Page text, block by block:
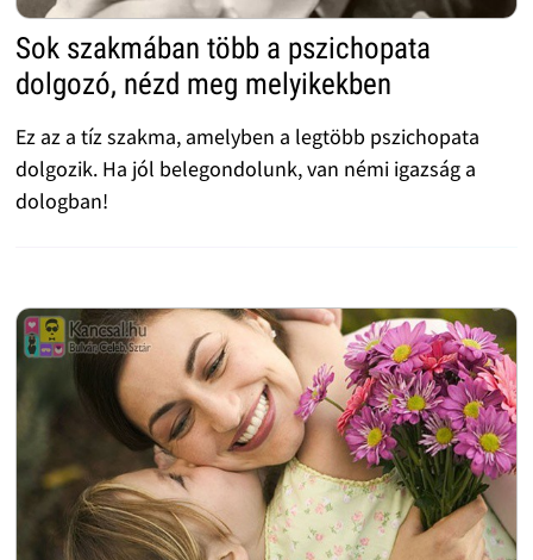
Sok szakmában több a pszichopata
dolgozó, nézd meg melyikekben
Ez az a tíz szakma, amelyben a legtöbb pszichopata
dolgozik. Ha jól belegondolunk, van némi igazság a
dologban!